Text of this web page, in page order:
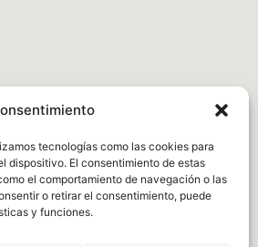
tecnologías como las cookies para
dispositivo. El consentimiento de estas
el comportamiento de navegación o las
o retirar el consentimiento, puede
y funciones.